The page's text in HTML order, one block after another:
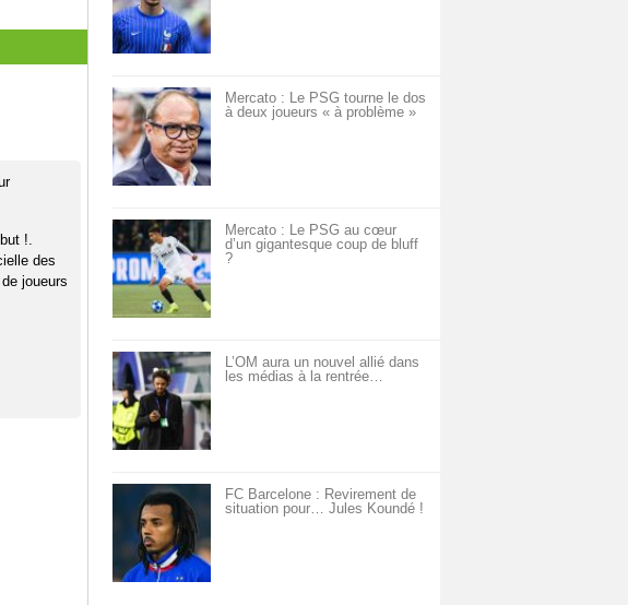
!.
des
joueurs
Mercato : Le PSG tourne le dos
à deux joueurs « à problème »
Mercato : Le PSG au cœur
d’un gigantesque coup de bluff
?
L’OM aura un nouvel allié dans
les médias à la rentrée…
FC Barcelone : Revirement de
situation pour… Jules Koundé !